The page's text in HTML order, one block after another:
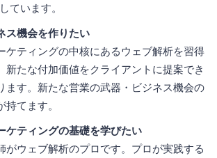
ています。
ス機会を作りたい
ケティングの中核にあるウェブ解析を習得
新たな付加価値をクライアントに提案でき
ます。新たな営業の武器・ビジネス機会の
てます。
ケティングの基礎を学びたい
がウェブ解析のプロです。プロが実践する